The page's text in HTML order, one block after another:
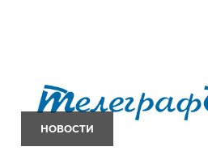
НОВОСТИ